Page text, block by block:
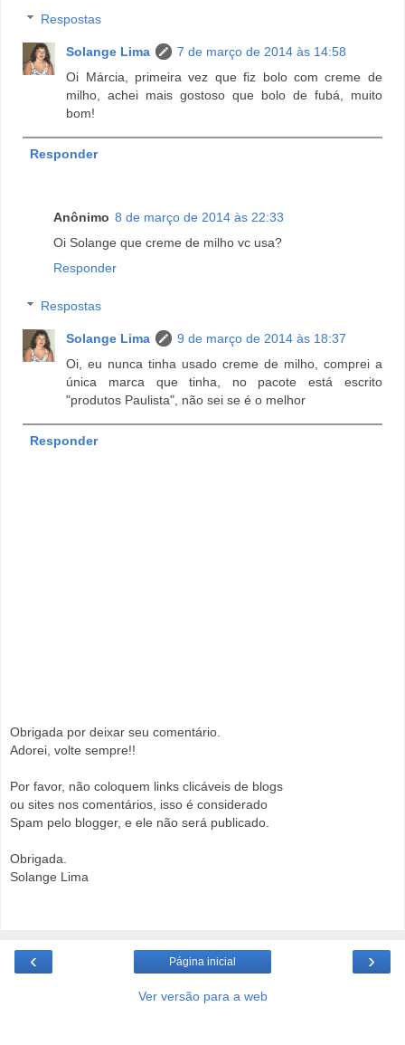
Respostas
Solange Lima
7 de março de 2014 às 14:58
Oi Márcia, primeira vez que fiz bolo com creme de
milho, achei mais gostoso que bolo de fubá, muito
bom!
Responder
Anônimo 8 de março de 2014 às 22:33
Oi Solange que creme de milho vc usa?
Responder
Respostas
Solange Lima
9 de março de 2014 às 18:37
Oi, eu nunca tinha usado creme de milho, comprei a
única marca que tinha, no pacote está escrito
"produtos Paulista", não sei se é o melhor
Responder
Obrigada por deixar seu comentário.
Adorei, volte sempre!!
Por favor, não coloquem links clicáveis de blogs
ou sites nos comentários, isso é considerado
Spam pelo blogger, e ele não será publicado.
Obrigada.
Solange Lima
‹ ›
Página inicial
Ver versão para a web